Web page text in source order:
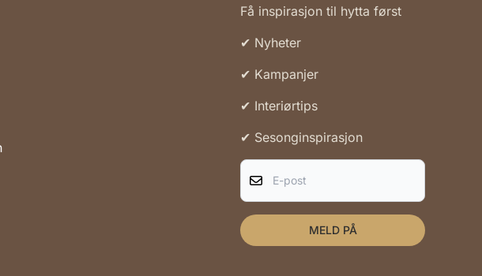
Få inspirasjon til hytta først
✔ Nyheter
✔ Kampanjer
✔ Interiørtips
✔ Sesonginspirasjon
E-post
MELD PÅ